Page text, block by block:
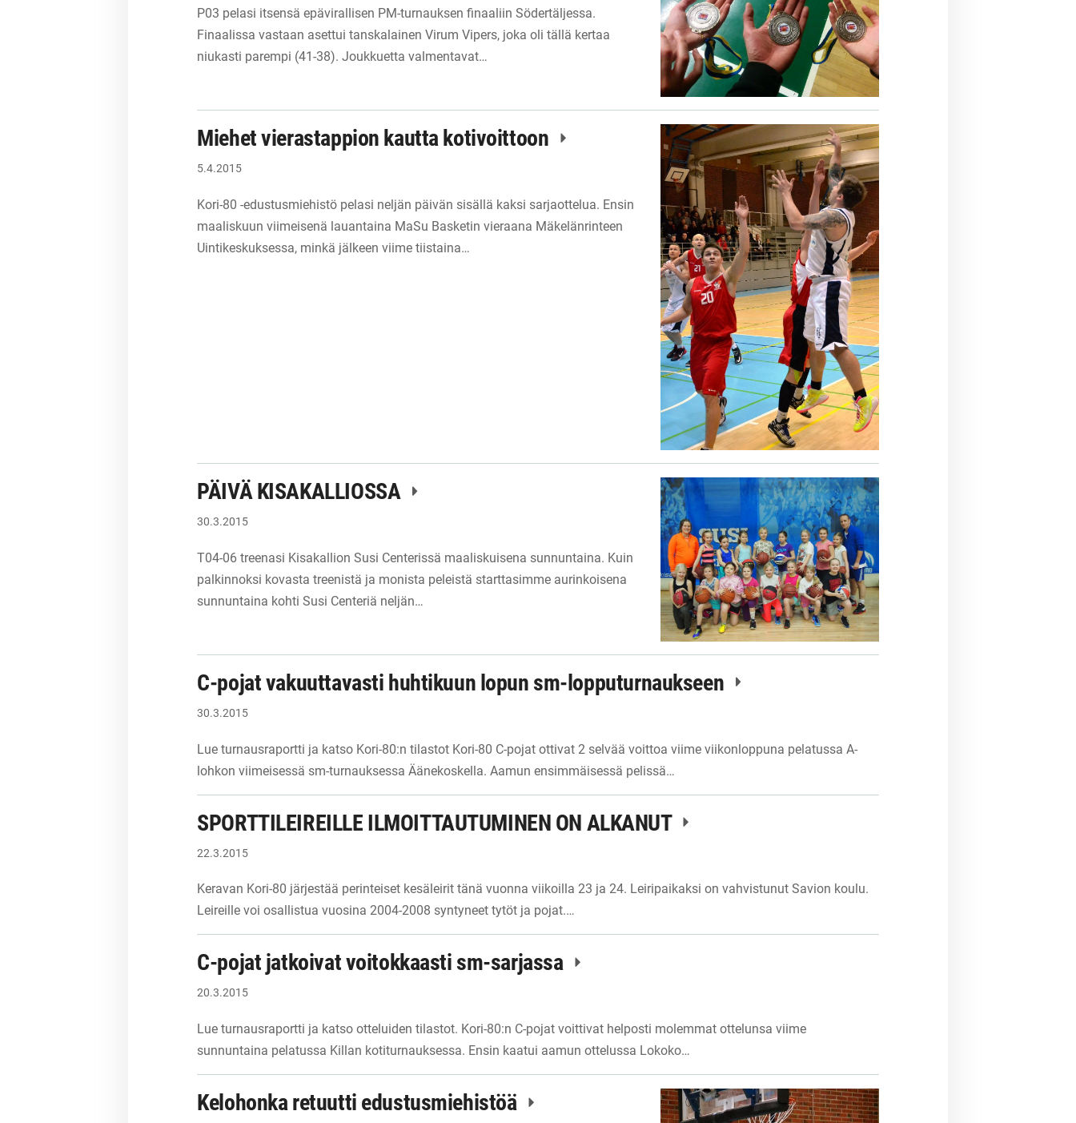
P03 pelasi itsensä epävirallisen PM-turnauksen finaaliin Södertäljessa.
Finaalissa vastaan asettui tanskalainen Virum Vipers, joka oli tällä kertaa
niukasti parempi (41-38). Joukkuetta valmentavat…
Miehet vierastappion kautta kotivoittoon
5.4.2015
Kori-80 -edustusmiehistö pelasi neljän päivän sisällä kaksi sarjaottelua. Ensin
maaliskuun viimeisenä lauantaina MaSu Basketin vieraana Mäkelänrinteen
Uintikeskuksessa, minkä jälkeen viime tiistaina…
PÄIVÄ KISAKALLIOSSA
30.3.2015
T04-06 treenasi Kisakallion Susi Centerissä maaliskuisena sunnuntaina. Kuin
palkinnoksi kovasta treenistä ja monista peleistä starttasimme aurinkoisena
sunnuntaina kohti Susi Centeriä neljän…
C-pojat vakuuttavasti huhtikuun lopun sm-lopputurnaukseen
30.3.2015
Lue turnausraportti ja katso Kori-80:n tilastot Kori-80 C-pojat ottivat 2 selvää voittoa viime viikonloppuna pelatussa A-
lohkon viimeisessä sm-turnauksessa Äänekoskella. Aamun ensimmäisessä pelissä…
SPORTTILEIREILLE ILMOITTAUTUMINEN ON ALKANUT
22.3.2015
Keravan Kori-80 järjestää perinteiset kesäleirit tänä vuonna viikoilla 23 ja 24. Leiripaikaksi on vahvistunut Savion koulu.
Leireille voi osallistua vuosina 2004-2008 syntyneet tytöt ja pojat.…
C-pojat jatkoivat voitokkaasti sm-sarjassa
20.3.2015
Lue turnausraportti ja katso otteluiden tilastot. Kori-80:n C-pojat voittivat helposti molemmat ottelunsa viime
sunnuntaina pelatussa Killan kotiturnauksessa. Ensin kaatui aamun ottelussa Lokoko…
Kelohonka retuutti edustusmiehistöä